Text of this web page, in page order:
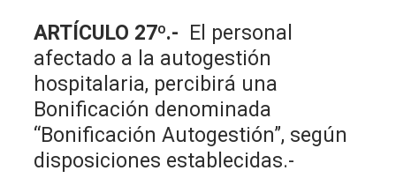
ARTÍCULO 27º.- El personal
afectado a la autogestión
hospitalaria, percibirá una
Bonificación denominada
“Bonificación Autogestión”, según
disposiciones establecidas.-